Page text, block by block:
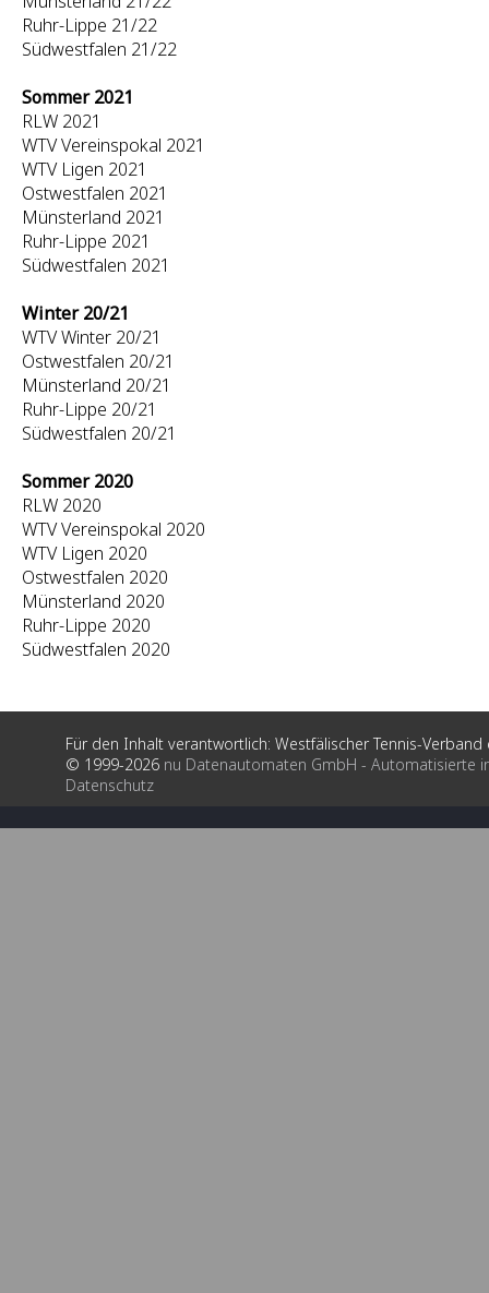
Ruhr-Lippe 21/22
Südwestfalen 21/22
Sommer 2021
RLW 2021
WTV Vereinspokal 2021
WTV Ligen 2021
Ostwestfalen 2021
Münsterland 2021
Ruhr-Lippe 2021
Südwestfalen 2021
Winter 20/21
WTV Winter 20/21
Ostwestfalen 20/21
Münsterland 20/21
Ruhr-Lippe 20/21
Südwestfalen 20/21
Sommer 2020
RLW 2020
WTV Vereinspokal 2020
WTV Ligen 2020
Ostwestfalen 2020
Münsterland 2020
Ruhr-Lippe 2020
Südwestfalen 2020
Für den Inhalt verantwortlich: Westfälischer Tennis-Verband
© 1999-2026 nu Datenautomaten GmbH - Automatisierte
Datenschutz